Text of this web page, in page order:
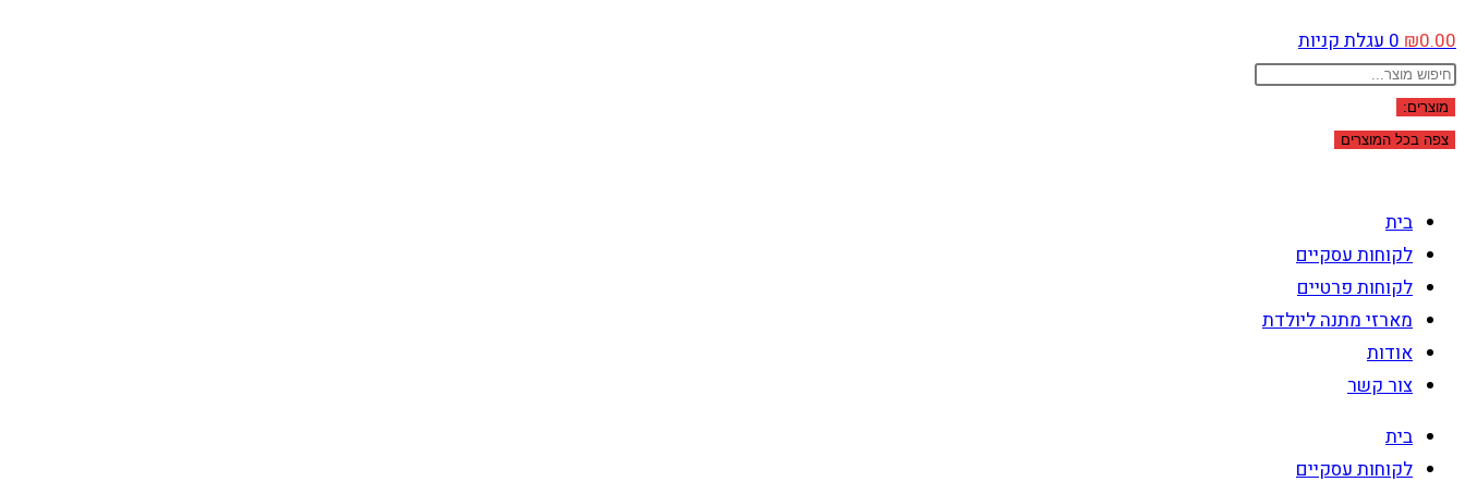
₪0.00
0עגלת קניות
Search
...מוצרים:
צפה בכל המוצרים
בית
לקוחות עסקיים
לקוחות פרטיים
מארזי מתנה ליולדת
אודות
צור קשר
בית
לקוחות עסקיים